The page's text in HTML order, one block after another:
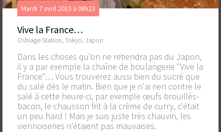
Mardi 7 avril 2015 à 08h23
Vive la France…
Oshiage Station, Tokyo, Japon
Dans les choses qu'on ne retiendra pas du Japon,
il y a par exemple la chaîne de boulangerie "Vive la
France"… Vous trouverez aussi bien du sucré que
du salé dès le matin. Bien que je n'ai rien contre le
salé à cette heure-ci, par exemple œufs brouillés-
bacon, le chausson frit à la crème de curry, c'était
un peu hard ! Mais je suis juste très chauvin, les
viennoiseries n'étaient pas mauvaises.